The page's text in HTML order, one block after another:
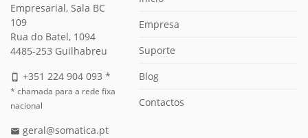
Empresarial, Sala BC
109
Rua do Batel, 1094
4485-253 Guilhabreu
phone_iphone +351 224 904 093 *
* chamada para a rede fixa
nacional
email geral@somatica.pt
Empresa
Suporte
Blog
Contactos